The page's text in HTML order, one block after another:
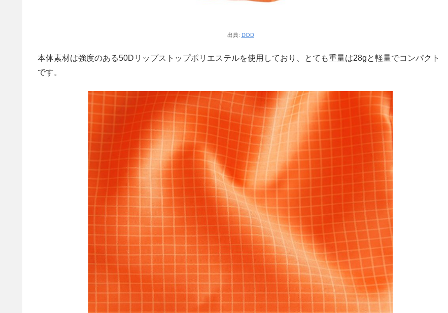
出典: DOD
本体素材は強度のある50Dリップストップポリエステルを使用しており、とても重量は28gと軽量でコンパクト
です。